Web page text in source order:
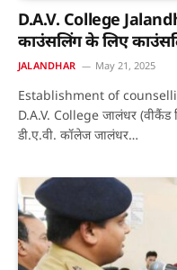
D.A.V. College
काउंसलिंग के लिए
JALANDHAR May 21, 2025
Establishment of
D.A.V. College जालंधर (वीकैंड
डी.ए.वी. कॉलेज जालंधर…